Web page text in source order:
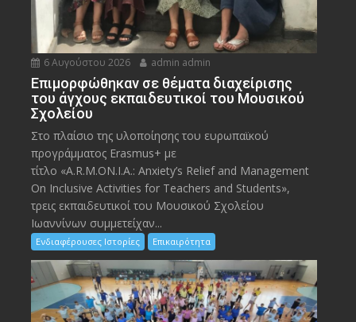
6 Αυγούστου 2026 admin admin
Eπιμορφώθηκαν σε θέματα διαχείρισης
του άγχους εκπαιδευτικοί του Μουσικού
Σχολείου
Στο πλαίσιο της υλοποίησης του ευρωπαϊκού
προγράμματος Erasmus+ με
τίτλο «A.R.M.ON.I.A.: Anxiety’s Relief and Management
On Inclusive Activities for Teachers and Students»,
τρεις εκπαιδευτικοί του Μουσικού Σχολείου
Ιωαννίνων συμμετείχαν...
Ενδιαφέρουσες Ιστορίες Επικαιρότητα